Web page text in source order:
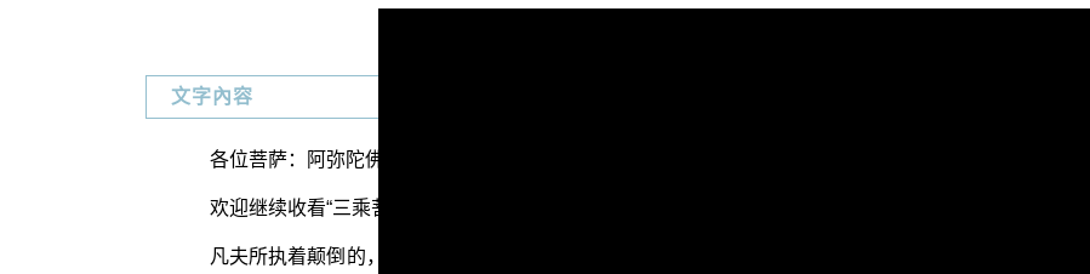
文字內容
各位菩萨：阿弥陀佛！
欢迎继续收看“三乘菩提之入门起信”系列。延续上一个单元，我们就继续来演说一下“五种人我见”。
凡夫所执着颠倒的，建立这个五种人我见，当中的第一种，第一种的话，其实就是一种所谓的虚空外